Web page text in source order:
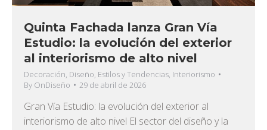
Quinta Fachada lanza Gran Vía
Estudio: la evolución del exterior
al interiorismo de alto nivel
Decoración, Diseño, Estilos y Tendencias, Interiorismo
By OnDiseño 29 de abril de 2026
Gran Vía Estudio: la evolución del exterior al
interiorismo de alto nivel El sector del diseño y la